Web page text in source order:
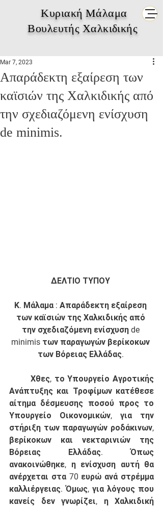
Κυριακή Μάλαμα
Βουλευτής Χαλκιδικής
Απαράδεκτη εξαίρεση των
καϊσιών της Χαλκιδικής από
την σχεδιαζόμενη ενίσχυση
de minimis.
Mar 7, 2023
ΔΕΛΤΙΟ ΤΥΠΟΥ
Κ. Μάλαμα : Απαράδεκτη εξαίρεση
των καϊσιών της Χαλκιδικής από
την σχεδιαζόμενη ενίσχυση de
minimis των παραγωγών βερίκοκων
των Βόρειας Ελλάδας.
Ανάπτυξης και Τροφίμων κατέθεσε
αίτημα δέσμευσης ποσού προς το
Υπουργείο Οικονομικών, για την
στήριξη των παραγωγών ροδάκινων,
βερίκοκων και νεκταρινιών της
Βόρειας Ελλάδας. Όπως
ανακοινώθηκε, η ενίσχυση αυτή θα
ανέρχεται στα 70 ευρώ ανά στρέμμα
καλλιέργειας. Όμως, για λόγους που
κανείς δεν γνωρίζει, η Χαλκιδική